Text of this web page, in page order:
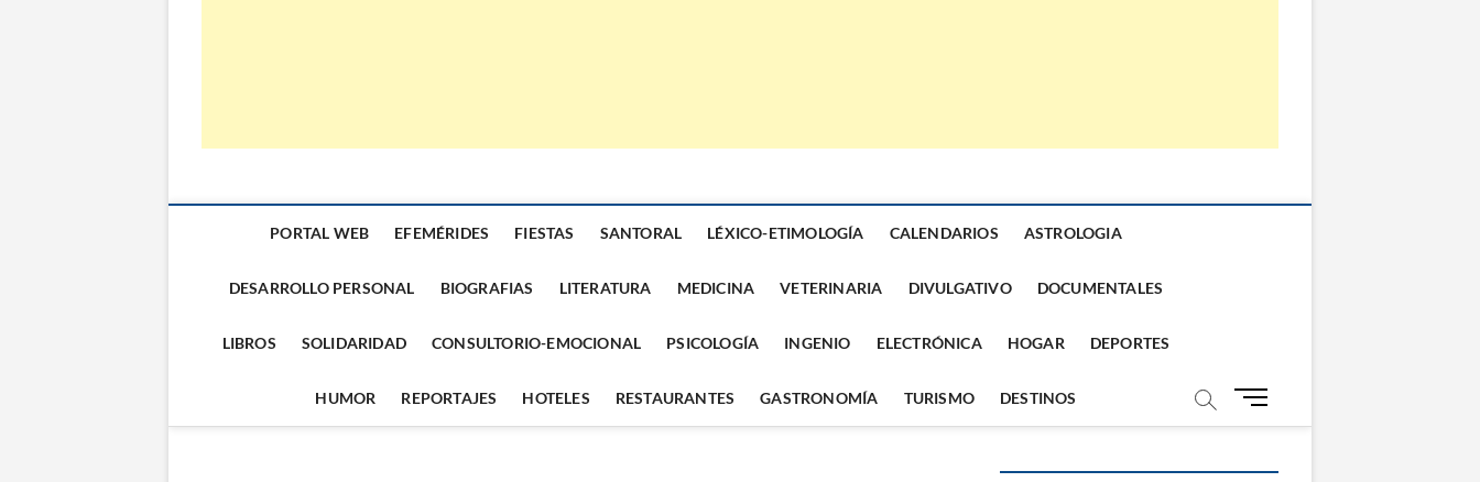
PORTAL WEB EFEMÉRIDES FIESTAS SANTORAL LÉXICO-ETIMOLOGÍA CALENDARIOS ASTROLOGIA
DESARROLLO PERSONAL BIOGRAFIAS LITERATURA MEDICINA VETERINARIA DIVULGATIVO DOCUMENTALES
LIBROS SOLIDARIDAD CONSULTORIO-EMOCIONAL PSICOLOGÍA INGENIO ELECTRÓNICA HOGAR DEPORTES
HUMOR REPORTAJES HOTELES RESTAURANTES GASTRONOMÍA TURISMO DESTINOS
B
ó